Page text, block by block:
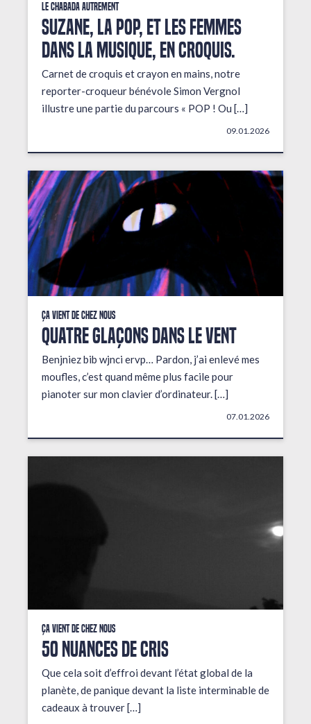
Le Chabada autrement
Suzane, la pop, et les femmes
dans la musique, en croquis.
Carnet de croquis et crayon en mains, notre
reporter-croqueur bénévole Simon Vergnol
illustre une partie du parcours « POP ! Ou […]
09.01.2026
Ça vient de chez nous
QUATRE GLAÇONS DANS LE VENT
Benjniez bib wjnci ervp… Pardon, j’ai enlevé mes
moufles, c’est quand même plus facile pour
pianoter sur mon clavier d’ordinateur. […]
07.01.2026
Ça vient de chez nous
50 NUANCES DE CRIS
Que cela soit d’effroi devant l’état global de la
planète, de panique devant la liste interminable de
cadeaux à trouver […]